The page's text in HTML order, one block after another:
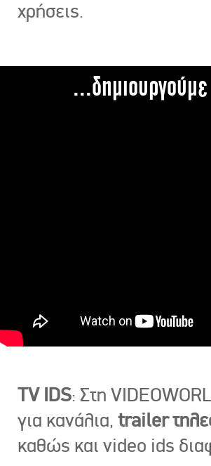
χρήσεις.
TV IDS: Στη
για κανάλια, trailer
καθώς και video ids